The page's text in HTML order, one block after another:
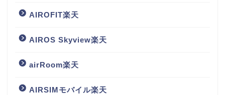
AIROFIT楽天
AIROS Skyview楽天
airRoom楽天
AIRSIMモバイル楽天